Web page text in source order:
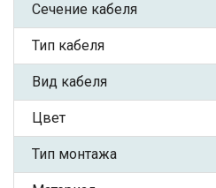
Сечение кабеля
Тип кабеля
Вид кабеля
Цвет
Тип монтажа